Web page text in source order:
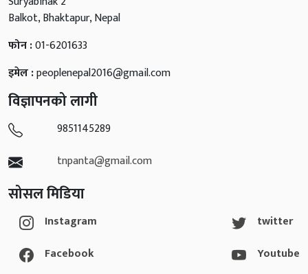
Balkot, Bhaktapur, Nepal
फोन :01-6201633
इमेल :peoplenepal2016@gmail.com
विज्ञापनको लागी
9851145289
tnpanta@gmail.com
सोसल मिडिया
Instagram
Facebook
twitter
Youtube